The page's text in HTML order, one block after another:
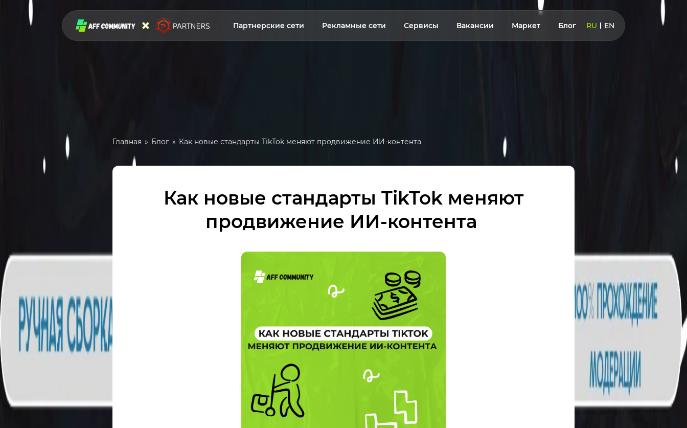
Партнерские сети Рекламные сети Сервисы Вакансии Маркет Блог RU EN
Главная Блог Как новые стандарты TikTok меняют продвижение ИИ-контента
Как новые стандарты TikTok меняют
продвижение ИИ-контента